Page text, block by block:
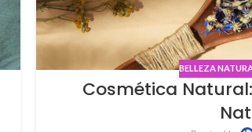
BELLEZA
Cosmética